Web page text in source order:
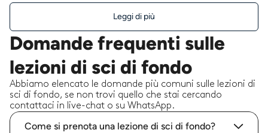
Leggi di più
Domande frequenti sulle
lezioni di sci di fondo
Abbiamo elencato le domande più comuni sulle lezioni di
sci di fondo, se non trovi quello che stai cercando
contattaci in live-chat o su WhatsApp.
Come si prenota una lezione di sci di fondo?